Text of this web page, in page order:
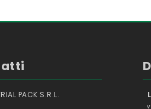
PACK S.R.L.